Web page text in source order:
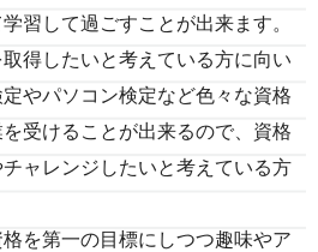
習して過ごすことが出来ます。
得したいと考えている方に向い
やパソコン検定など色々な資格
受けることが出来るので、資格
ャレンジしたいと考えている方
を第一の目標にしつつ趣味やア